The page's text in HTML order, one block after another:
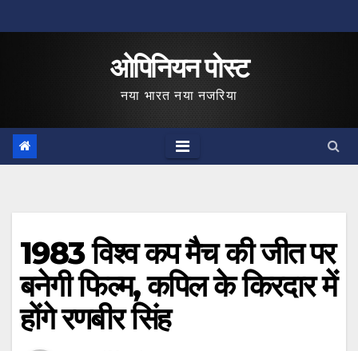
to
ओपिनियन पोस्ट
नया भारत नया नजरिया
1983 विश्व कप मैच की जीत पर
बनेगी फिल्म, कपिल के किरदार में
होंगे रणबीर सिंह